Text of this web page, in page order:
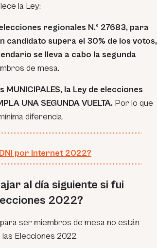
la Ley:
regionales N.º 27683, para
candidato supera el 30% de los votos,
se lleva a cabo la segunda
de mesa.
la Ley de elecciones
UNA SEGUNDA VUELTA. Por lo que
diferencia.
por Internet 2022?
al día siguiente si fui
2022?
ser miembros de mesa no están
Elecciones 2022.